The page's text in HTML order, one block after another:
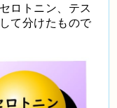
ロトニン、テス
て分けたもので